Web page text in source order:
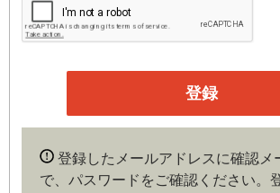
第３条（会員）
本サイトの会員は、機関投資家や金融機関
企業や官公庁、研究機関などの役職員、も
いずれかに該当していることを条件とし、
を行うには、当社が入会を承諾した時点
の内容がある場合や本規約に違反するおそ
は、当社は会員登録を拒否もしくは抹消す
登録したメールアドレスに確認メ
で、パスワードをご確認ください。